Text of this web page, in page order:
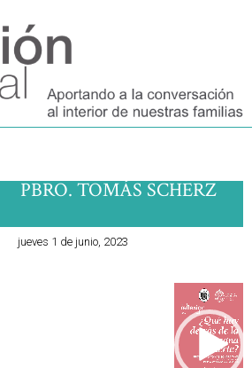
PBRO. TOMÁS SCHERZ
jueves 1 de junio, 2023
de
vídeo